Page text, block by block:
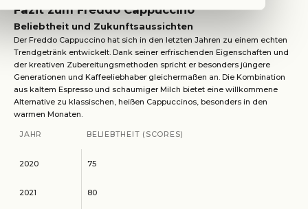
Fazit zum Freddo Cappuccino
Beliebtheit und Zukunftsaussichten
Der Freddo Cappuccino hat sich in den letzten Jahren zu einem echten
Trendgetränk entwickelt. Dank seiner erfrischenden Eigenschaften und
der kreativen Zubereitungsmethoden spricht er besonders jüngere
Generationen und Kaffeeliebhaber gleichermaßen an. Die Kombination
aus kaltem Espresso und schaumiger Milch bietet eine willkommene
Alternative zu klassischen, heißen Cappuccinos, besonders in den
warmen Monaten.
JAHR BELIEBTHEIT (SCORES)
2020 75
2021 80